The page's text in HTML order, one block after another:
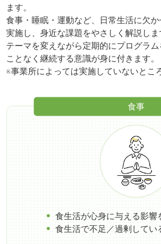
ます。
食事・睡眠・運動など、日常生活に欠
実施し、身近な課題をやさしく解説しま
テーマを変えながら定期的にプログラ
ことなく継続する意識が身に付きます。
※事業所によっては実施していないとこ
食事
食生活が心身に与える影響
食生活で不足／過剰してい